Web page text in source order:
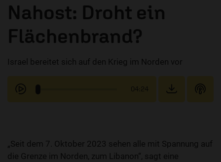
Nahost: Droht ein
Flächenbrand?
Israel bereitet sich auf den Krieg im Norden vor
04:24
„Seit dem 7. Oktober 2023 sehen alle mit Spannung auf
die Grenze im Norden, zum Libanon“, sagt eine